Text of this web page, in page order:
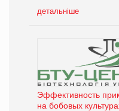
детальніше
Эффективность
на бобовых